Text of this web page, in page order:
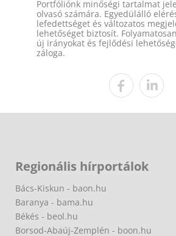
Portfóliónk minőségi tartalmat
olvasó számára. Egyedülálló
lefedettséget és változatos
lehetőséget biztosít.
új irányokat és fejlődési
záloga.
Regionális hírportálok
Bács-Kiskun - baon.hu
Baranya - bama.hu
Békés - beol.hu
Borsod-Abaúj-Zemplén - boon.hu